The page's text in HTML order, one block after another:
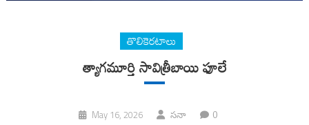
తొలికెరటాలు
త్యాగమూర్తి సావిత్రీబాయి ఫూలే
May 16, 2026 సనా 0